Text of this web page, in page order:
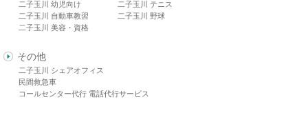
二子玉川 幼児向け
二子玉川 自動車教習
二子玉川 美容・資格
二子玉川 テニス
二子玉川 野球
その他
二子玉川 シェアオフィス
民間救急車
コールセンター代行 電話代行サービス